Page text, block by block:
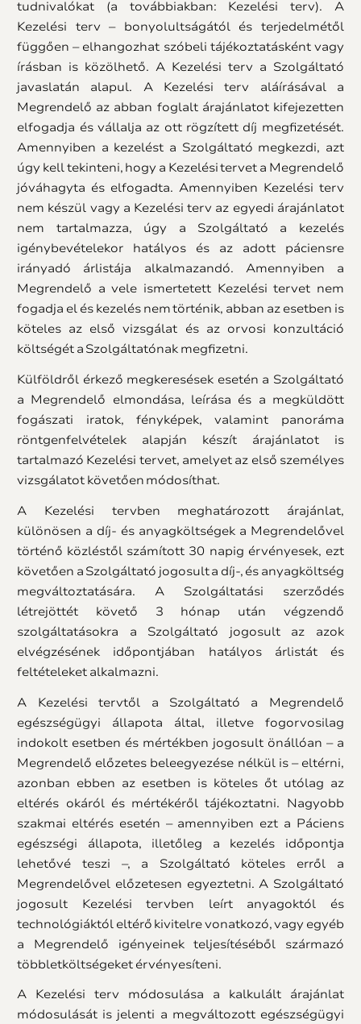
tudnivalókat (a továbbiakban: Kezelési terv). A
Kezelési terv – bonyolultságától és terjedelmétől
függően – elhangozhat szóbeli tájékoztatásként vagy
írásban is közölhető. A Kezelési terv a Szolgáltató
javaslatán alapul. A Kezelési terv aláírásával a
Megrendelő az abban foglalt árajánlatot kifejezetten
elfogadja és vállalja az ott rögzített díj megfizetését.
Amennyiben a kezelést a Szolgáltató megkezdi, azt
úgy kell tekinteni, hogy a Kezelési tervet a Megrendelő
jóváhagyta és elfogadta. Amennyiben Kezelési terv
nem készül vagy a Kezelési terv az egyedi árajánlatot
nem tartalmazza, úgy a Szolgáltató a kezelés
igénybevételekor hatályos és az adott páciensre
irányadó árlistája alkalmazandó. Amennyiben a
Megrendelő a vele ismertetett Kezelési tervet nem
fogadja el és kezelés nem történik, abban az esetben is
köteles az első vizsgálat és az orvosi konzultáció
költségét a Szolgáltatónak megfizetni.
Külföldről érkező megkeresések esetén a Szolgáltató
a Megrendelő elmondása, leírása és a megküldött
fogászati iratok, fényképek, valamint panoráma
röntgenfelvételek alapján készít árajánlatot is
tartalmazó Kezelési tervet, amelyet az első személyes
vizsgálatot követően módosíthat.
A Kezelési tervben meghatározott árajánlat,
különösen a díj- és anyagköltségek a Megrendelővel
történő közléstől számított 30 napig érvényesek, ezt
követően a Szolgáltató jogosult a díj-, és anyagköltség
megváltoztatására. A Szolgáltatási szerződés
létrejöttét követő 3 hónap után végzendő
szolgáltatásokra a Szolgáltató jogosult az azok
elvégzésének időpontjában hatályos árlistát és
feltételeket alkalmazni.
A Kezelési tervtől a Szolgáltató a Megrendelő
egészségügyi állapota által, illetve fogorvosilag
indokolt esetben és mértékben jogosult önállóan – a
Megrendelő előzetes beleegyezése nélkül is – eltérni,
azonban ebben az esetben is köteles őt utólag az
eltérés okáról és mértékéről tájékoztatni. Nagyobb
szakmai eltérés esetén – amennyiben ezt a Páciens
egészségi állapota, illetőleg a kezelés időpontja
lehetővé teszi –, a Szolgáltató köteles erről a
Megrendelővel előzetesen egyeztetni. A Szolgáltató
jogosult Kezelési tervben leírt anyagoktól és
technológiáktól eltérő kivitelre vonatkozó, vagy egyéb
a Megrendelő igényeinek teljesítéséből származó
többletköltségeket érvényesíteni.
A Kezelési terv módosulása a kalkulált árajánlat
módosulását is jelenti a megváltozott egészségügyi